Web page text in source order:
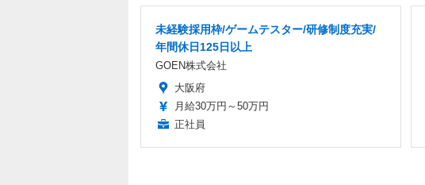
未経験採用枠/ゲームテスター/研修制度充実/
年間休日125日以上
GOEN株式会社
大阪府
月給30万円～50万円
正社員